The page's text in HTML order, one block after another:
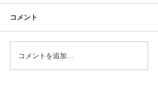
ご予約商品入荷のお知ら
せ。
コメント
コメントを追加…